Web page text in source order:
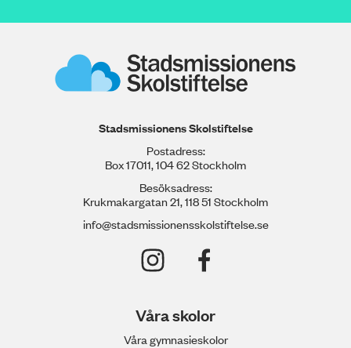
Stadsmissionens Skolstiftelse
Postadress:
Box 17011, 104 62 Stockholm
Besöksadress:
Krukmakargatan 21, 118 51 Stockholm
info@stadsmissionensskolstiftelse.se
Våra skolor
Våra gymnasieskolor